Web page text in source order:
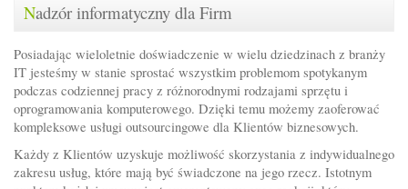
Nadzór informatyczny dla Firm
Posiadając wieloletnie doświadczenie w wielu dziedzinach z branży
IT jesteśmy w stanie sprostać wszystkim problemom spotykanym
podczas codziennej pracy z różnorodnymi rodzajami sprzętu i
oprogramowania komputerowego. Dzięki temu możemy zaoferować
kompleksowe usługi outsourcingowe dla Klientów biznesowych.
Każdy z Klientów uzyskuje możliwość skorzystania z indywidualnego
zakresu usług, które mają być świadczone na jego rzecz. Istotnym